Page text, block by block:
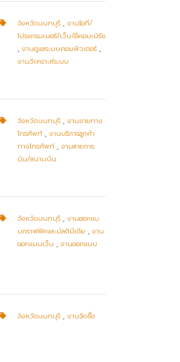
จังหวัดนนทบุรี ,งานไอที/
โปรแกรมเมอร์/เว็บ/อีคอมเมิร์ซ
,งานดูแลระบบคอมพิวเตอร์,
งานวิเคราะห์ระบบ
จังหวัดนนทบุรี ,งานขายทาง
โทรศัพท์,งานบริการลูกค้า
ทางโทรศัพท์,งานสายการ
บิน/สนามบิน
จังหวัดนนทบุรี ,งานออกแบ
บกราฟฟิคและมัลติมีเดีย ,งาน
ออกแบบเว็บ ,งานออกแบบ
จังหวัดนนทบุรี ,งานจัดซื้อ